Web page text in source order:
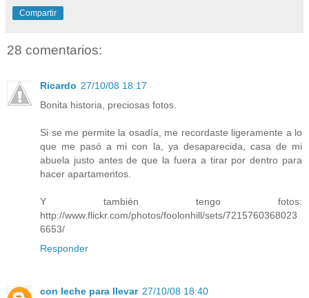
Compartir
28 comentarios:
Ricardo 27/10/08 18:17
Bonita historia, preciosas fotos.
Si se me permite la osadía, me recordaste ligeramente a lo
que me pasó a mi con la, ya desaparecida, casa de mi
abuela justo antes de que la fuera a tirar por dentro para
hacer apartamentos.
Y también tengo fotos:
http://www.flickr.com/photos/foolonhill/sets/7215760368023
6653/
Responder
con leche para llevar 27/10/08 18:40